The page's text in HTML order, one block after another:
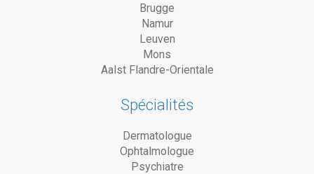
Brugge
Namur
Leuven
Mons
Aalst Flandre-Orientale
Spécialités
Dermatologue
Ophtalmologue
Psychiatre